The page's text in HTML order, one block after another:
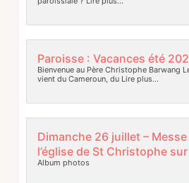
Paroisse : Vacances été
Bienvenue au Père Christophe Barwang
vient du Cameroun, duLire plus…
Dimanche 26 juillet –
l’église de St Christophe
Album photos